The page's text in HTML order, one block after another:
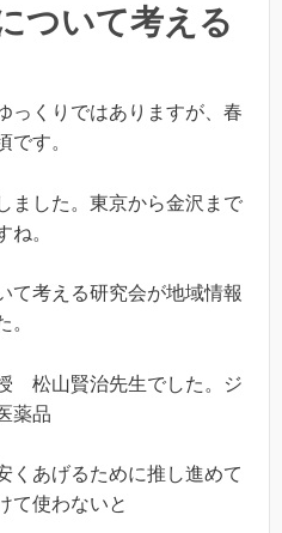
ついて考える
くりではありますが、春
です。
ました。東京から金沢まで
ね。
て考える研究会が地域情報
。
松山賢治先生でした。ジ
薬品
くあげるために推し進めて
て使わないと